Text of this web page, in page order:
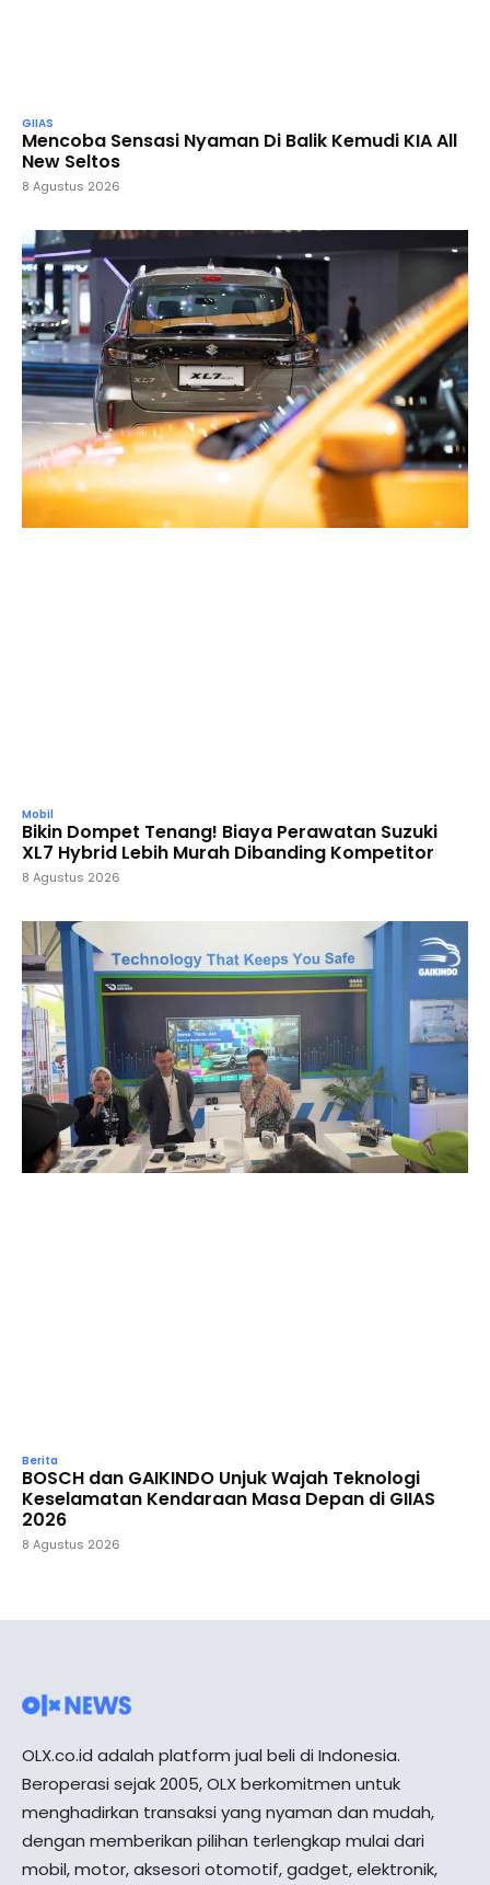
GIIAS
Mencoba Sensasi Nyaman Di Balik Kemudi KIA All
New Seltos
8 Agustus 2026
Mobil
Bikin Dompet Tenang! Biaya Perawatan Suzuki
XL7 Hybrid Lebih Murah Dibanding Kompetitor
8 Agustus 2026
Berita
BOSCH dan GAIKINDO Unjuk Wajah Teknologi
Keselamatan Kendaraan Masa Depan di GIIAS
2026
8 Agustus 2026
OLX.co.id adalah platform jual beli di Indonesia.
Beroperasi sejak 2005, OLX berkomitmen untuk
menghadirkan transaksi yang nyaman dan mudah,
dengan memberikan pilihan terlengkap mulai dari
mobil, motor, aksesori otomotif, gadget, elektronik,